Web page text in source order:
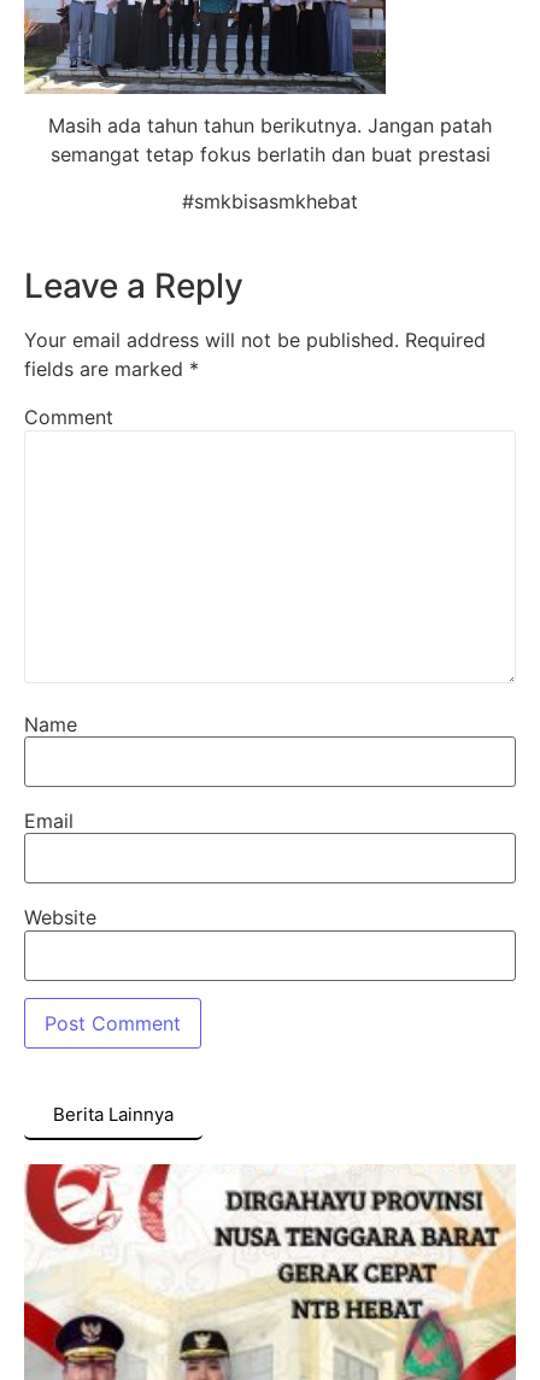
Masih ada tahun tahun berikutnya. Jangan patah
semangat tetap fokus berlatih dan buat prestasi
#smkbisasmkhebat
Leave a Reply
Your email address will not be published. Required
fields are marked *
Comment
Name
Email
Website
Berita Lainnya